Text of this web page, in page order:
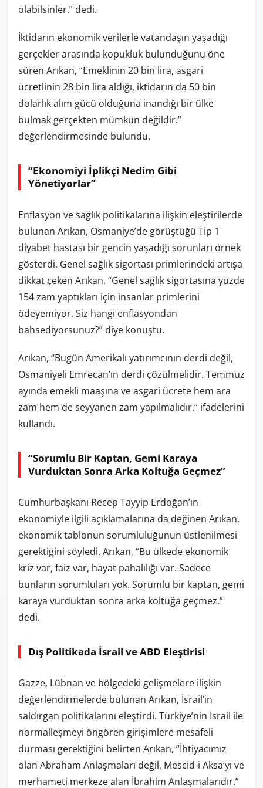
olabilsinler.” dedi.
İktidarın ekonomik verilerle vatandaşın yaşadığı
gerçekler arasında kopukluk bulunduğunu öne
süren Arıkan, “Emeklinin 20 bin lira, asgari
ücretlinin 28 bin lira aldığı, iktidarın da 50 bin
dolarlık alım gücü olduğuna inandığı bir ülke
bulmak gerçekten mümkün değildir.”
değerlendirmesinde bulundu.
“Ekonomiyi İplikçi Nedim Gibi
Yönetiyorlar”
Enflasyon ve sağlık politikalarına ilişkin eleştirilerde
bulunan Arıkan, Osmaniye’de görüştüğü Tip 1
diyabet hastası bir gencin yaşadığı sorunları örnek
gösterdi. Genel sağlık sigortası primlerindeki artışa
dikkat çeken Arıkan, “Genel sağlık sigortasına yüzde
154 zam yaptıkları için insanlar primlerini
ödeyemiyor. Siz hangi enflasyondan
bahsediyorsunuz?” diye konuştu.
Arıkan, “Bugün Amerikalı yatırımcının derdi değil,
Osmaniyeli Emrecan’ın derdi çözülmelidir. Temmuz
ayında emekli maaşına ve asgari ücrete hem ara
zam hem de seyyanen zam yapılmalıdır.” ifadelerini
kullandı.
“Sorumlu Bir Kaptan, Gemi Karaya
Vurduktan Sonra Arka Koltuğa Geçmez”
Cumhurbaşkanı Recep Tayyip Erdoğan’ın
ekonomiyle ilgili açıklamalarına da değinen Arıkan,
ekonomik tablonun sorumluluğunun üstlenilmesi
gerektiğini söyledi. Arıkan, “Bu ülkede ekonomik
kriz var, faiz var, hayat pahalılığı var. Sadece
bunların sorumluları yok. Sorumlu bir kaptan, gemi
karaya vurduktan sonra arka koltuğa geçmez.”
dedi.
Dış Politikada İsrail ve ABD Eleştirisi
Gazze, Lübnan ve bölgedeki gelişmelere ilişkin
değerlendirmelerde bulunan Arıkan, İsrail’in
saldırgan politikalarını eleştirdi. Türkiye’nin İsrail ile
normalleşmeyi öngören girişimlere mesafeli
durması gerektiğini belirten Arıkan, “İhtiyacımız
olan Abraham Anlaşmaları değil, Mescid-i Aksa’yı ve
merhameti merkeze alan İbrahim Anlaşmalarıdır.”